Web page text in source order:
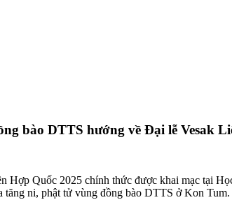
bào DTTS hướng về Đại lễ Vesak
Hợp Quốc 2025 chính thức được khai mạc tại
tăng ni, phật tử vùng đồng bào DTTS ở Kon Tum.